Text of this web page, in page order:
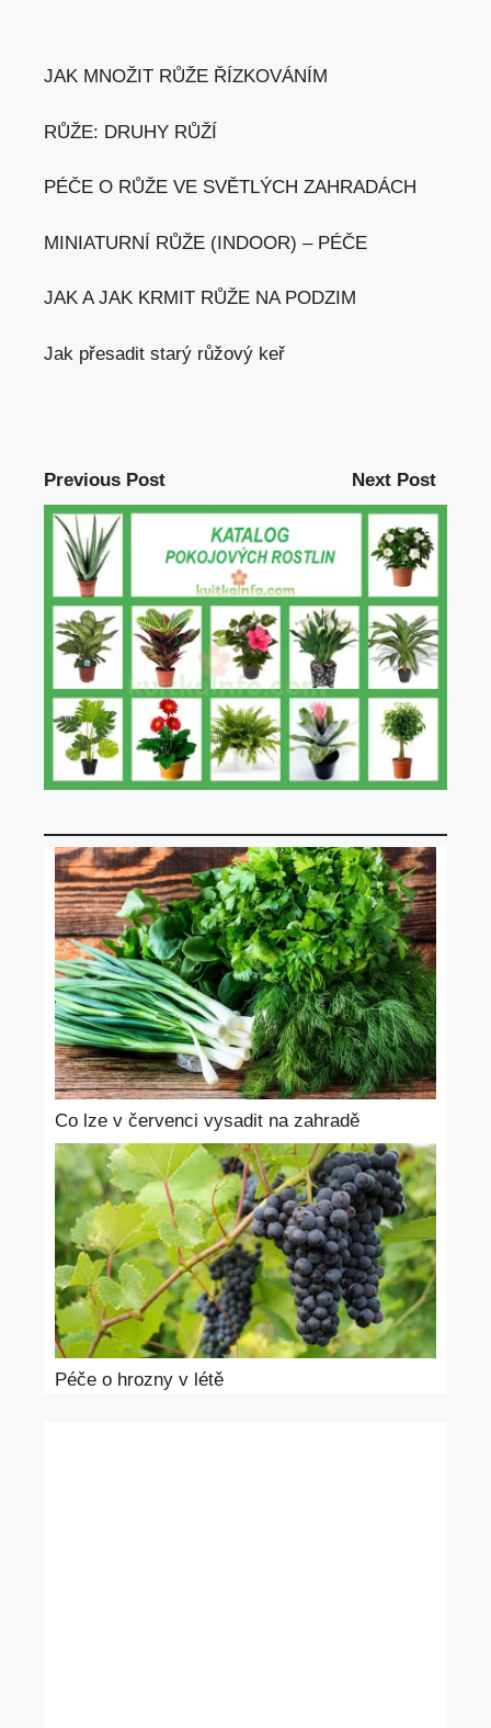
JAK MNOŽIT RŮŽE ŘÍZKOVÁNÍM
RŮŽE: DRUHY RŮŽÍ
PÉČE O RŮŽE VE SVĚTLÝCH ZAHRADÁCH
MINIATURNÍ RŮŽE (INDOOR) – PÉČE
JAK A JAK KRMIT RŮŽE NA PODZIM
Jak přesadit starý růžový keř
Previous Post Next Post
Co lze v červenci vysadit na zahradě
Péče o hrozny v létě